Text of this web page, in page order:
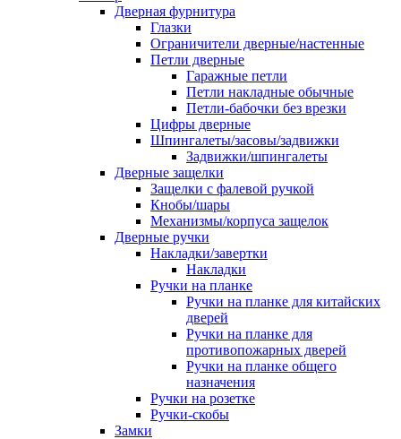
Дверная фурнитура
Глазки
Ограничители дверные/настенные
Петли дверные
Гаражные петли
Петли накладные обычные
Петли-бабочки без врезки
Цифры дверные
Шпингалеты/засовы/задвижки
Задвижки/шпингалеты
Дверные защелки
Защелки с фалевой ручкой
Кнобы/шары
Механизмы/корпуса защелок
Дверные ручки
Накладки/завертки
Накладки
Ручки на планке
Ручки на планке для китайских
дверей
Ручки на планке для
противопожарных дверей
Ручки на планке общего
назначения
Ручки на розетке
Ручки-скобы
Замки